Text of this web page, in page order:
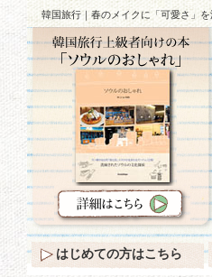
韓国旅行｜春のメイクに「可愛さ」を
はじめての方はこちら